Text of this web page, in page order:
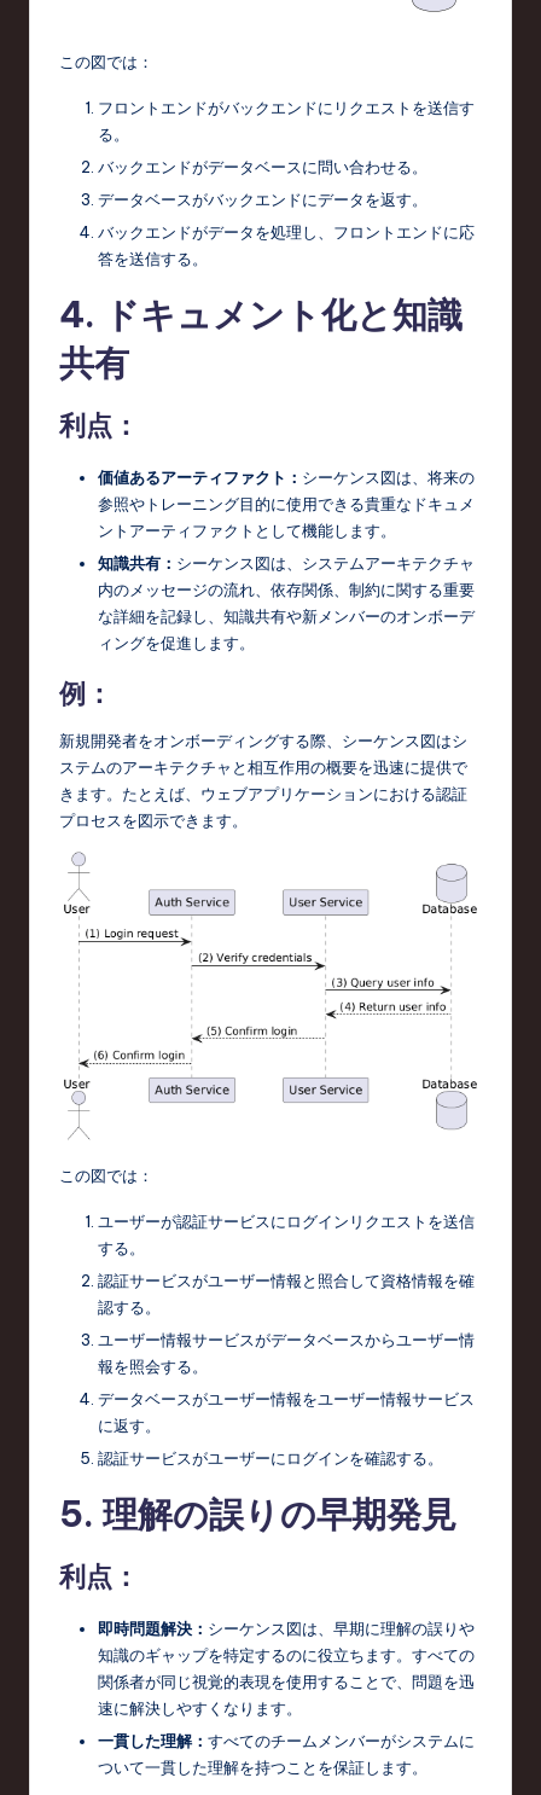
この図では：
フロントエンドがバックエンドにリクエストを送信す
る。
バックエンドがデータベースに問い合わせる。
データベースがバックエンドにデータを返す。
バックエンドがデータを処理し、フロントエンドに応
答を送信する。
4. ドキュメント化と知識
共有
利点：
価値あるアーティファクト： シーケンス図は、将来の
参照やトレーニング目的に使用できる貴重なドキュメ
ントアーティファクトとして機能します。
知識共有： シーケンス図は、システムアーキテクチャ
内のメッセージの流れ、依存関係、制約に関する重要
な詳細を記録し、知識共有や新メンバーのオンボーデ
ィングを促進します。
例：
新規開発者をオンボーディングする際、シーケンス図はシ
ステムのアーキテクチャと相互作用の概要を迅速に提供で
きます。たとえば、ウェブアプリケーションにおける認証
プロセスを図示できます。
この図では：
ユーザーが認証サービスにログインリクエストを送信
する。
認証サービスがユーザー情報と照合して資格情報を確
認する。
ユーザー情報サービスがデータベースからユーザー情
報を照会する。
データベースがユーザー情報をユーザー情報サービス
に返す。
認証サービスがユーザーにログインを確認する。
5. 理解の誤りの早期発見
利点：
即時問題解決： シーケンス図は、早期に理解の誤りや
知識のギャップを特定するのに役立ちます。すべての
関係者が同じ視覚的表現を使用することで、問題を迅
速に解決しやすくなります。
一貫した理解： すべてのチームメンバーがシステムに
ついて一貫した理解を持つことを保証します。